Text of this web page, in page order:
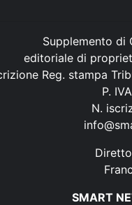
Supplemento di
editoriale di
Reg. stampa
P.
N.
SMART